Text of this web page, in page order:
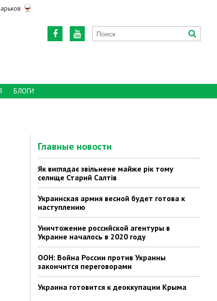
БЛОГИ
Главные новости
Як виглядає звільнене майже рік тому
селище Старий Салтів
Украинская армия весной будет готова к
наступлению
Уничтожение российской агентуры в
Украине началось в 2020 году
ООН: Война России против Украины
закончится переговорами
Украина готовится к деоккупации Крыма